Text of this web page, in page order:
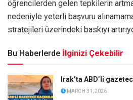
öğrencilerden gelen tepkilerin
nedeniyle yeterli başvuru
stratejileri üzerindeki baskıyı
Bu Haberlerde İlginizi Çekebilir
Irak’ta ABD’li
MARCH 31, 2026